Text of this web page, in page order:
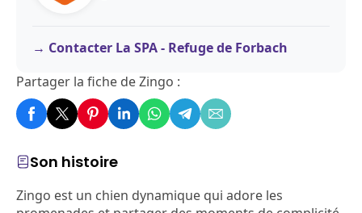
Son histoire
Zingo est un chien dynamique qui adore les
Contacter La SPA - Refuge de Forbach
Partager la fiche de Zingo :